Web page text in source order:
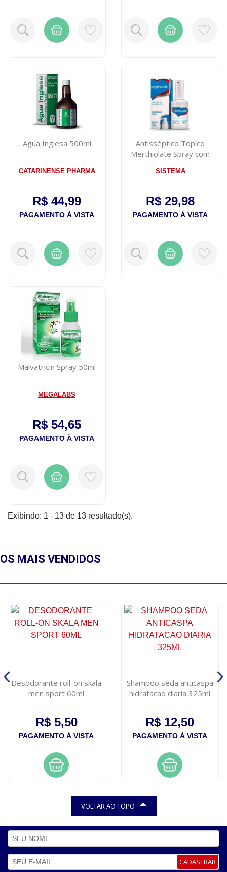
Agua Inglesa 500ml
CATARINENSE PHARMA
R$ 44,99
PAGAMENTO À VISTA
Antisséptico Tópico
Merthiolate Spray com
SISTEMA
R$ 29,98
PAGAMENTO À VISTA
Malvatricin Spray 50ml
MEGALABS
R$ 54,65
PAGAMENTO À VISTA
Exibindo: 1 - 13 de 13 resultado(s).
OS MAIS VENDIDOS
Desodorante roll-on skala
men sport 60ml
R$ 5,50
PAGAMENTO À VISTA
Shampoo seda anticaspa
hidratacao diaria 325ml
R$ 12,50
PAGAMENTO À VISTA
VOLTAR AO TOPO
CADASTRAR